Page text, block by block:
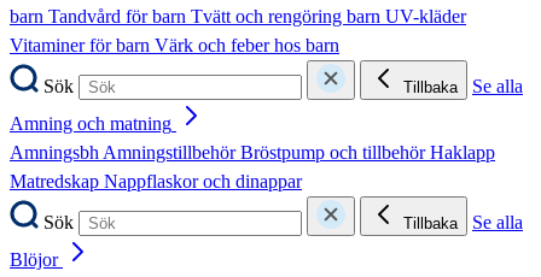
barn Tandvård för barn Tvätt och rengöring barn UV-kläder
Vitaminer för barn Värk och feber hos barn
Sök
Tillbaka
Se alla
Amning och matning
AmningsbhAmningstillbehörBröstpump och tillbehörHaklapp
Matredskap Nappflaskor och dinappar
Sök
Tillbaka
Se alla
Blöjor